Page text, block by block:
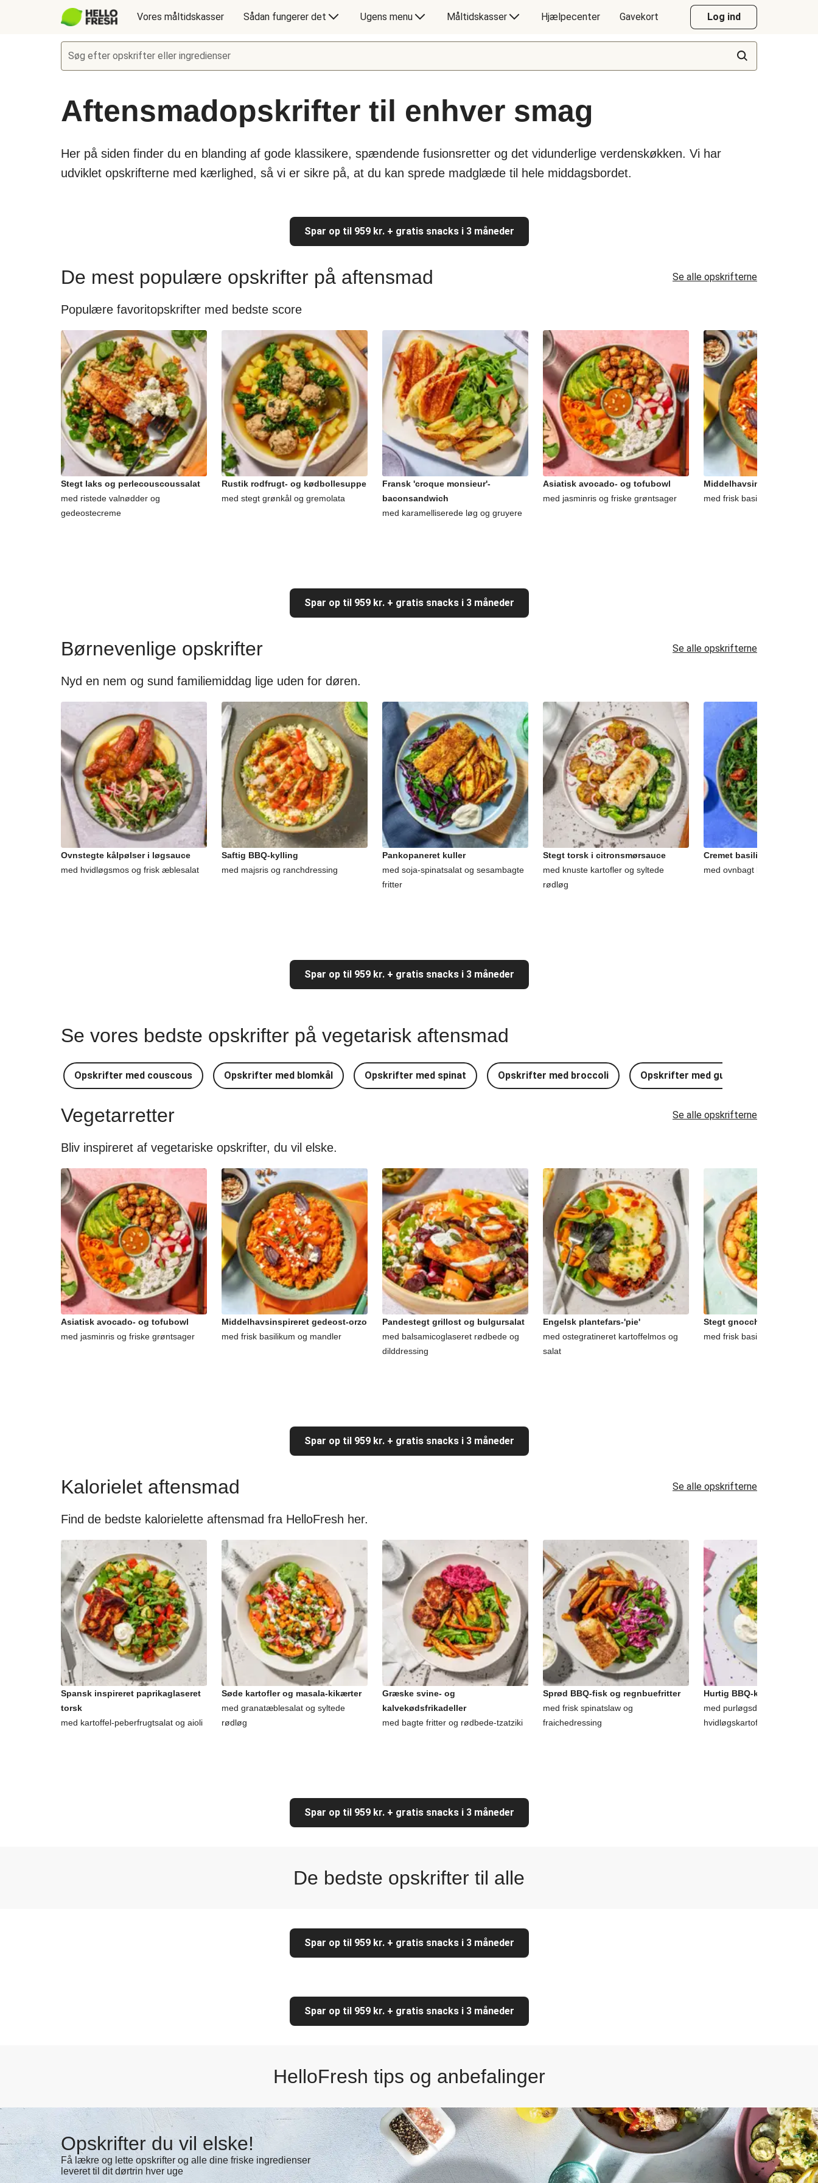
Vores måltidskasser Sådan fungerer det Ugens menu Måltidskasser Hjælpecenter Gavekort Log ind
Søg efter opskrifter eller ingredienser
Aftensmadopskrifter til enhver smag
Her på siden finder du en blanding af gode klassikere, spændende fusionsretter og det vidunderlige verdenskøkken. Vi har
udviklet opskrifterne med kærlighed, så vi er sikre på, at du kan sprede madglæde til hele middagsbordet.
Spar op til 959 kr. + gratis snacks i 3 måneder
De mest populære opskrifter på aftensmad Se alle opskrifterne
Populære favoritopskrifter med bedste score
Stegt laks og perlecouscoussalat
med ristede valnødder og
gedeostecreme
Rustik rodfrugt- og kødbollesuppe
med stegt grønkål og gremolata
Fransk 'croque monsieur'-
baconsandwich
med karamelliserede løg og gruyere
Asiatisk avocado- og tofubowl
med jasminris og friske grøntsager
Middelhavsinspireret
med frisk basilikum og
Spar op til 959 kr. + gratis snacks i 3 måneder
Børnevenlige opskrifter Se alle opskrifterne
Nyd en nem og sund familiemiddag lige uden for døren.
Ovnstegte kålpølser i løgsauce
med hvidløgsmos og frisk æblesalat
Saftig BBQ-kylling
med majsris og ranchdressing
Pankopaneret kuller
med soja-spinatsalat og sesambagte
fritter
Stegt torsk i citronsmørsauce
med knuste kartofler og syltede
rødløg
Cremet basilikum-
med ovnbagt broccoli og
Spar op til 959 kr. + gratis snacks i 3 måneder
Se vores bedste opskrifter på vegetarisk aftensmad
Opskrifter med couscous Opskrifter med blomkål Opskrifter med spinat Opskrifter med broccoli Opskrifter med gulerødder
Vegetarretter Se alle opskrifterne
Bliv inspireret af vegetariske opskrifter, du vil elske.
Asiatisk avocado- og tofubowl
med jasminris og friske grøntsager
Middelhavsinspireret gedeost-orzo
med frisk basilikum og mandler
Pandestegt grillost og bulgursalat
med balsamicoglaseret rødbede og
dilddressing
Engelsk plantefars-'pie'
med ostegratineret kartoffelmos og
salat
Stegt gnocchi og
med frisk basilikum og
Spar op til 959 kr. + gratis snacks i 3 måneder
Kalorielet aftensmad Se alle opskrifterne
Find de bedste kalorielette aftensmad fra HelloFresh her.
Spansk inspireret paprikaglaseret
torsk
med kartoffel-peberfrugtsalat og aioli
Søde kartofler og masala-kikærter
med granatæblesalat og syltede
rødløg
Græske svine- og
kalvekødsfrikadeller
med bagte fritter og rødbede-tzatziki
Sprød BBQ-fisk og regnbuefritter
med frisk spinatslaw og
fraichedressing
Hurtig BBQ-krydret hvid
med purløgsdressing og
hvidløgskartofler
Spar op til 959 kr. + gratis snacks i 3 måneder
De bedste opskrifter til alle
Spar op til 959 kr. + gratis snacks i 3 måneder
Spar op til 959 kr. + gratis snacks i 3 måneder
HelloFresh tips og anbefalinger
Opskrifter du vil elske!
Få lækre og lette opskrifter og alle dine friske ingredienser
leveret til dit dørtrin hver uge